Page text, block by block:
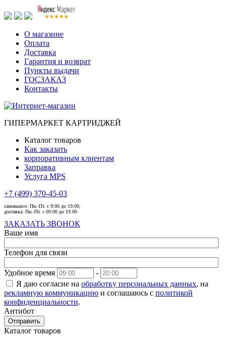
О магазине
Оплата
Доставка
Гарантия и возврат
Пункты выдачи
ГОСЗАКАЗ
Контакты
ГИПЕРМАРКЕТ КАРТРИДЖЕЙ
Каталог товаров
Как заказать
корпоративным клиентам
Заправка
Услуга MPS
+7 (499) 370-45-03
самовывоз: Пн.-Пт. с 9:00 до 19:00,
доставка: Пн.-Пт. с 09:00 до 19.00
ЗАКАЗАТЬ ЗВОНОК
Ваше имя
Телефон для связи
Удобное время
-
Я даю согласие на обработку персональных данных, на
рекламную коммуникацию и соглашаюсь с политикой
конфиденциальности.
Антибот
Отправить
Каталог товаров